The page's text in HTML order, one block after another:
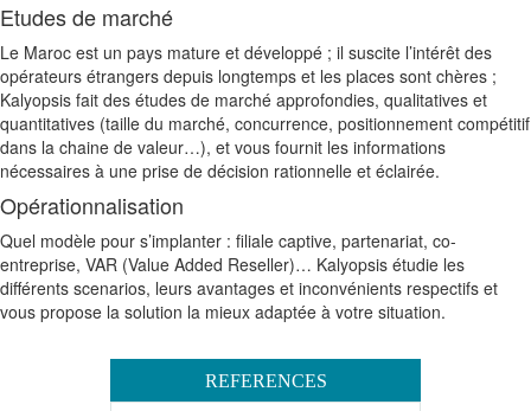
Etudes de marché
Le Maroc est un pays mature et développé ; il suscite l’intérêt des
opérateurs étrangers depuis longtemps et les places sont chères ;
Kalyopsis fait des études de marché approfondies, qualitatives et
quantitatives (taille du marché, concurrence, positionnement compétitif
dans la chaine de valeur…), et vous fournit les informations
nécessaires à une prise de décision rationnelle et éclairée.
Opérationnalisation
Quel modèle pour s’implanter : filiale captive, partenariat, co-
entreprise, VAR (Value Added Reseller)… Kalyopsis étudie les
différents scenarios, leurs avantages et inconvénients respectifs et
vous propose la solution la mieux adaptée à votre situation.
REFERENCES